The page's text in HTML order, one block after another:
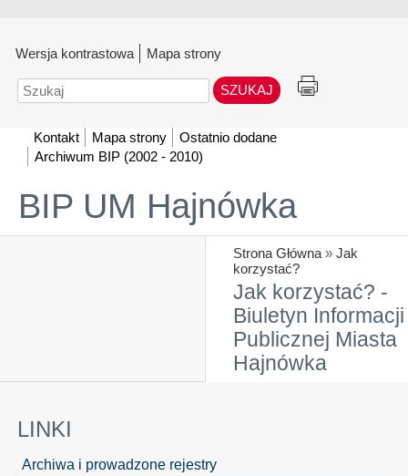
Wersja kontrastowa Mapa strony
Szukaj
Kontakt Mapa strony
Ostatnio dodane
Archiwum BIP (2002 - 2010)
BIP UM Hajnówka
Strona Główna » Jak
korzystać?
Jak korzystać? -
Biuletyn Informacji
Publicznej Miasta
Hajnówka
LINKI
Archiwa i prowadzone rejestry